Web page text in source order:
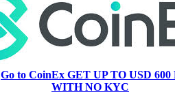
Go to CoinEx GET UP TO USD 600
WITH NO KYC